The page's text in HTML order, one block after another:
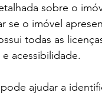
sobre o
se o imóvel
todas as
acessibilidade.
ajudar a